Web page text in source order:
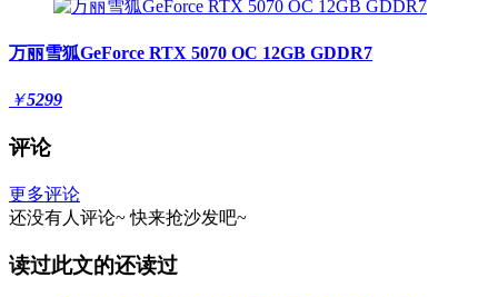
万丽雪狐GeForce RTX 5070 OC 12GB GDDR7
￥5299
评论
更多评论
还没有人评论~ 快来抢沙发吧~
读过此文的还读过